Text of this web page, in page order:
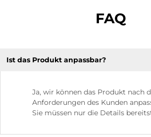
FAQ
Ist das Produkt anpassbar?
Ja, wir können das Produkt nach
Anforderungen des Kunden
Sie müssen nur die Details